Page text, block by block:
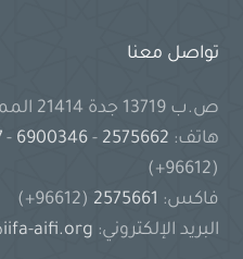
تواصل معنا
ص.ب 13719 جدة 21414 المملكة العربية السعودية
هاتف:
-
6900346
-
6900347
(96612+)
فاكس:
(96612+)
البريد الإلكتروني: aifi.org